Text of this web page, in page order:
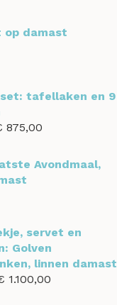
damast
tafellaken en 9
was:
€ 925,00.
875,00
Avondmaal,
servet en
Golven
linnen damast
1.100,00